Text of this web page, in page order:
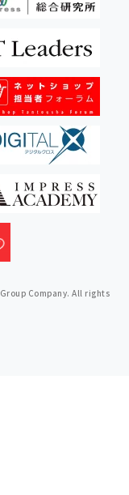
Company. All rights